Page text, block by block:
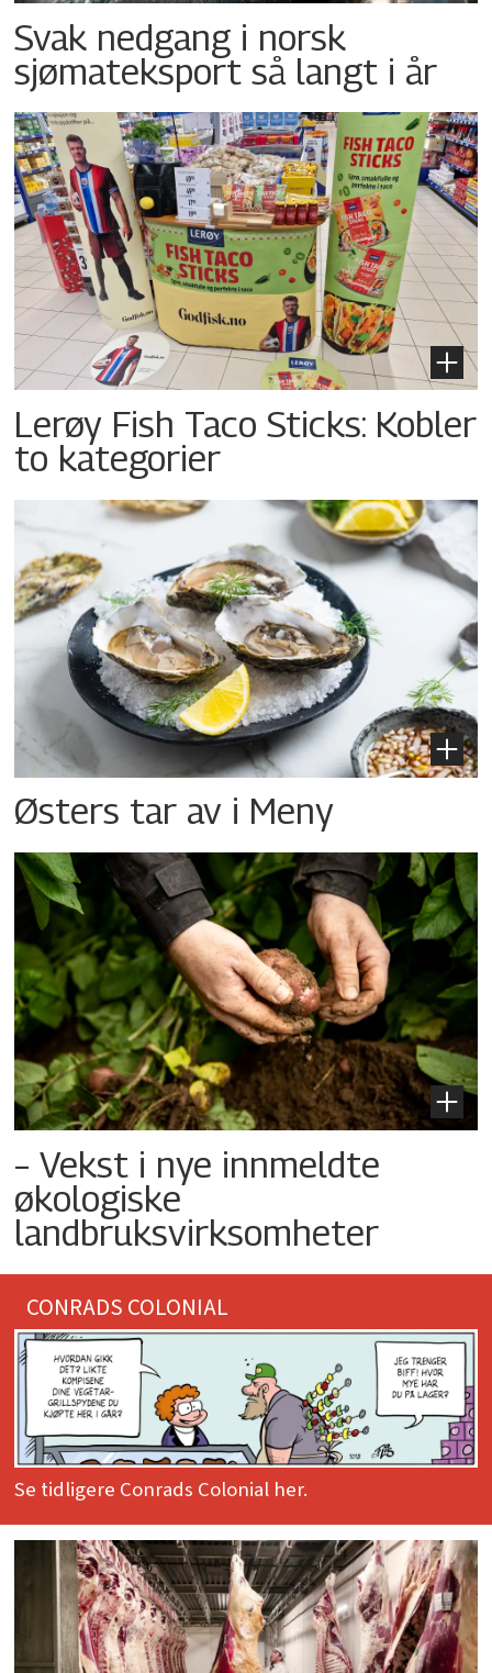
Svak nedgang i norsk
sjømateksport så langt i år
Lerøy Fish Taco Sticks: Kobler
to kategorier
Østers tar av i Meny
– Vekst i nye innmeldte
økologiske
landbruksvirksomheter
CONRADS COLONIAL
Se tidligere Conrads Colonial her.